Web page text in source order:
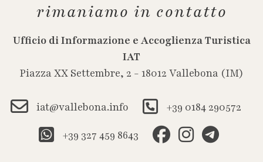
rimaniamo in contatto
Ufficio di Informazione e Accoglienza Turistica
IAT
Piazza XX Settembre, 2 - 18012 Vallebona (IM)
iat@vallebona.info
+39 0184 290572
+39 327 459 8643